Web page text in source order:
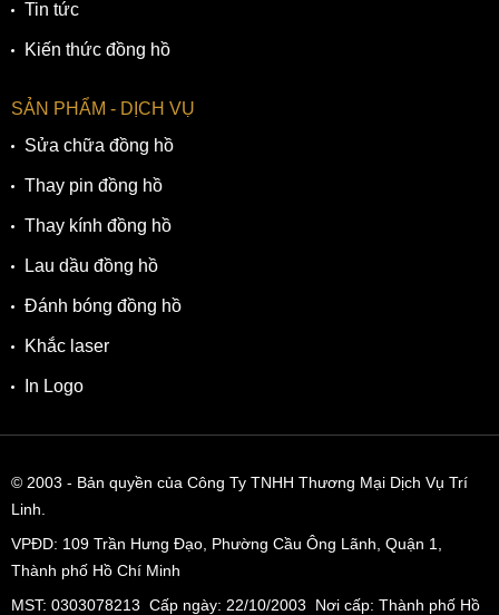
Tin tức
Kiến thức đồng hồ
SẢN PHẨM - DỊCH VỤ
Sửa chữa đồng hồ
Thay pin đồng hồ
Thay kính đồng hồ
Lau dầu đồng hồ
Đánh bóng đồng hồ
Khắc laser
In Logo
© 2003 - Bản quyền của Công Ty TNHH Thương Mại Dịch Vụ Trí
Linh.
VPĐD: 109 Trần Hưng Đạo, Phường Cầu Ông Lãnh, Quận 1,
Thành phố Hồ Chí Minh
MST: 0303078213 Cấp ngày: 22/10/2003 Nơi cấp: Thành phố Hồ